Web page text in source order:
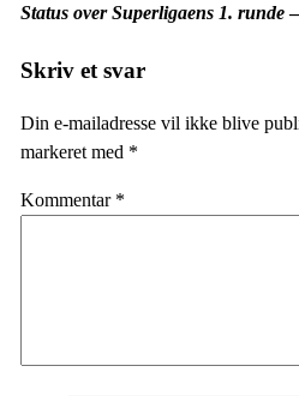
Status over Superligaens 1. runde—
Skriv et svar
Din e-mailadresse vil ikke blive
markeret med *
Kommentar *